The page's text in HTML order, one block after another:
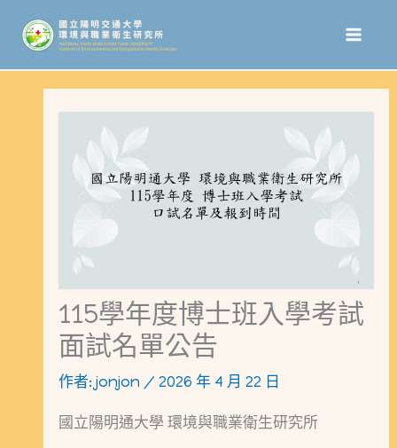
主
115學年度博士班入學考試
面試名單公告
作者:jonjon /2026 年 4 月 22 日
國立陽明通大學 環境與職業衛生研究所